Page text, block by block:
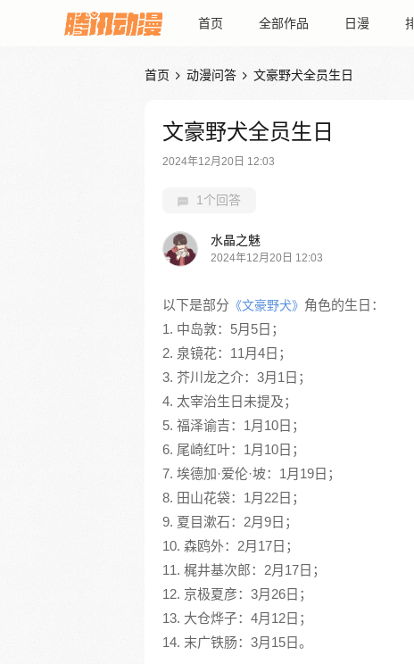
首页 全部作品 日漫
首页  动漫问答  文豪野犬全员生日
文豪野犬全员生日
2024年12月20日 12:03
1个回答
水晶之魅
2024年12月20日 12:03
以下是部分 《文豪野犬》 角色的生日：
1. 中岛敦：5月5日；
2. 泉镜花：11月4日；
3. 芥川龙之介：3月1日；
4. 太宰治生日未提及；
5. 福泽谕吉：1月10日；
6. 尾崎红叶：1月10日；
7. 埃德加·爱伦·坡：1月19日；
8. 田山花袋：1月22日；
9. 夏目漱石：2月9日；
10. 森鸥外：2月17日；
11. 梶井基次郎：2月17日；
12. 京极夏彦：3月26日；
13. 大仓烨子：4月12日；
14. 末广铁肠：3月15日。